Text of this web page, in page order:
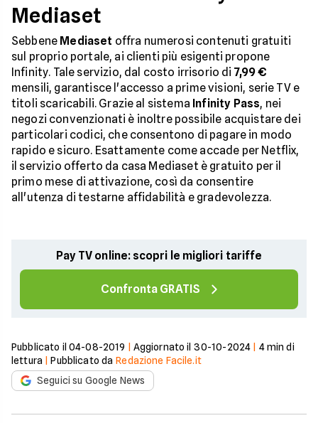
Mediaset
Sebbene Mediaset offra numerosi contenuti gratuiti
sul proprio portale, ai clienti più esigenti propone
Infinity. Tale servizio, dal costo irrisorio di 7,99 €
mensili, garantisce l'accesso a prime visioni, serie TV e
titoli scaricabili. Grazie al sistema Infinity Pass, nei
negozi convenzionati è inoltre possibile acquistare dei
particolari codici, che consentono di pagare in modo
rapido e sicuro. Esattamente come accade per Netflix,
il servizio offerto da casa Mediaset è gratuito per il
primo mese di attivazione, così da consentire
all'utenza di testarne affidabilità e gradevolezza.
Pay TV online: scopri le migliori tariffe
Confronta GRATIS
Pubblicato il 04-08-2019 Aggiornato il 30-10-2024 4min di
lettura |Pubblicato da Redazione Facile.it
Seguici su Google News